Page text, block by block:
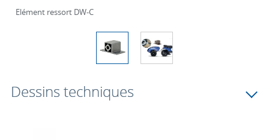
Elément ressort DW-C
Dessins techniques